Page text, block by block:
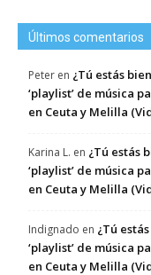
Últimos comentarios
Peter en ¿Tú estás
‘playlist’ de música
en Ceuta y Melilla
Karina L. en ¿Tú estás
‘playlist’ de música
en Ceuta y Melilla
Indignado en ¿Tú
‘playlist’ de música
en Ceuta y Melilla